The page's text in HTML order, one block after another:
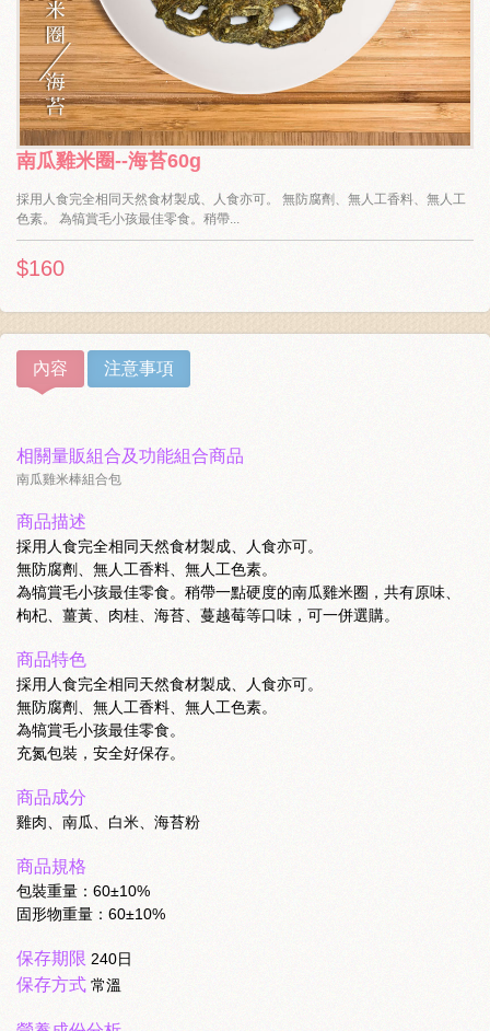
南瓜雞米圈--海苔60g
採用人食完全相同天然食材製成、人食亦可。 無防腐劑、無人工香料、無人工
色素。 為犒賞毛小孩最佳零食。稍帶...
$160
內容 注意事項
相關量販組合及功能組合商品
南瓜雞米棒組合包
商品描述
採用人食完全相同天然食材製成、人食亦可。
無防腐劑、無人工香料、無人工色素。
為犒賞毛小孩最佳零食。稍帶一點硬度的南瓜雞米圈，共有原味、
枸杞、薑黃、肉桂、海苔、蔓越莓等口味，可一併選購。
商品特色
採用人食完全相同天然食材製成、人食亦可。
無防腐劑、無人工香料、無人工色素。
為犒賞毛小孩最佳零食。
充氮包裝，安全好保存。
商品成分
雞肉、南瓜、白米、海苔粉
商品規格
包裝重量：60±10%
固形物重量：60±10%
保存期限 240日
保存方式 常溫